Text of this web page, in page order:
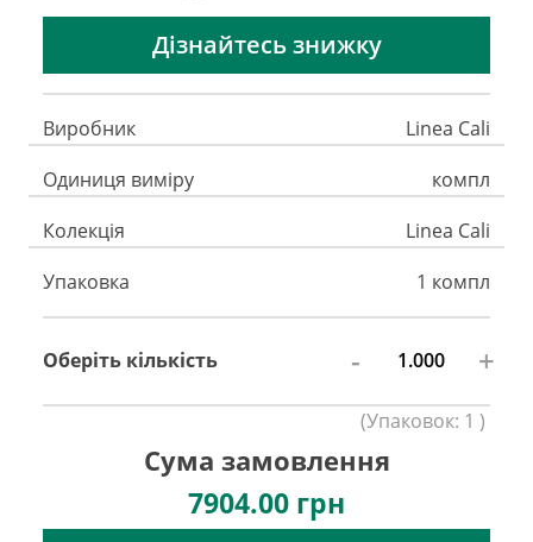
Дізнайтесь знижку
Виробник
Linea Cali
Одиниця виміру
компл
Колекція
Linea Cali
Упаковка
1 компл
Оберіть кількість - +
(Упаковок: 1 )
Сума замовлення
7904.00 грн